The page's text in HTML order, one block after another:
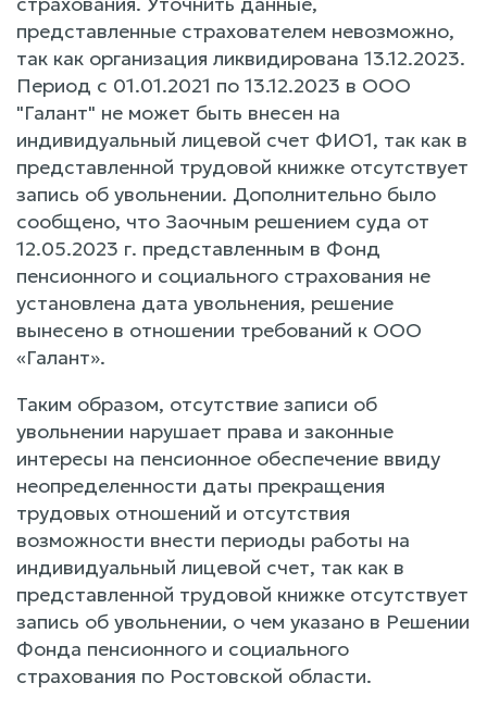
представленные страхователем невозможно,
так как организация ликвидирована 13.12.2023.
Период с 01.01.2021 по 13.12.2023 в ООО
"Галант" не может быть внесен на
индивидуальный лицевой счет ФИО1, так как в
представленной трудовой книжке отсутствует
запись об увольнении. Дополнительно было
сообщено, что Заочным решением суда от
12.05.2023 г. представленным в Фонд
пенсионного и социального страхования не
установлена дата увольнения, решение
вынесено в отношении требований к ООО
«Галант».
Таким образом, отсутствие записи об
увольнении нарушает права и законные
интересы на пенсионное обеспечение ввиду
неопределенности даты прекращения
трудовых отношений и отсутствия
возможности внести периоды работы на
индивидуальный лицевой счет, так как в
представленной трудовой книжке отсутствует
запись об увольнении, о чем указано в Решении
Фонда пенсионного и социального
страхования по Ростовской области.